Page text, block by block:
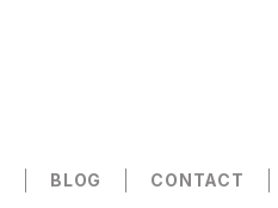
BLOG CONTACT